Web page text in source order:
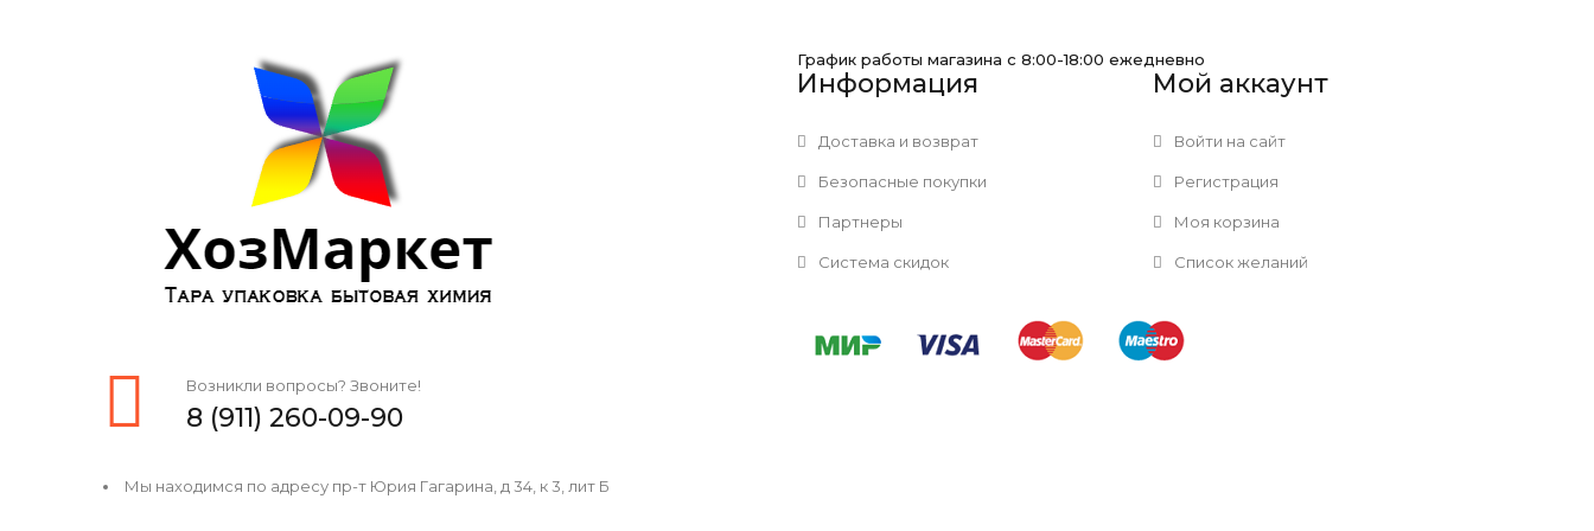
Возникли вопросы? Звоните!
8 (911) 260-09-90
Мы находимся по адресу пр-т Юрия Гагарина, д 34, к 3, лит Б
График работы магазина с 8:00-18:00 ежедневно
Информация
Доставка и возврат
Безопасные покупки
Партнеры
Система скидок
Мой аккаунт
Войти на сайт
Регистрация
Моя корзина
Список желаний